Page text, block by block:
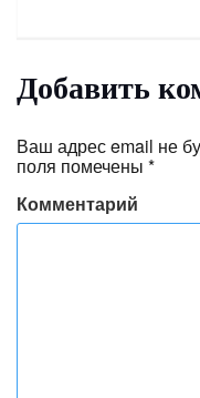
Добавить
Ваш адрес email не
поля помечены *
Комментарий